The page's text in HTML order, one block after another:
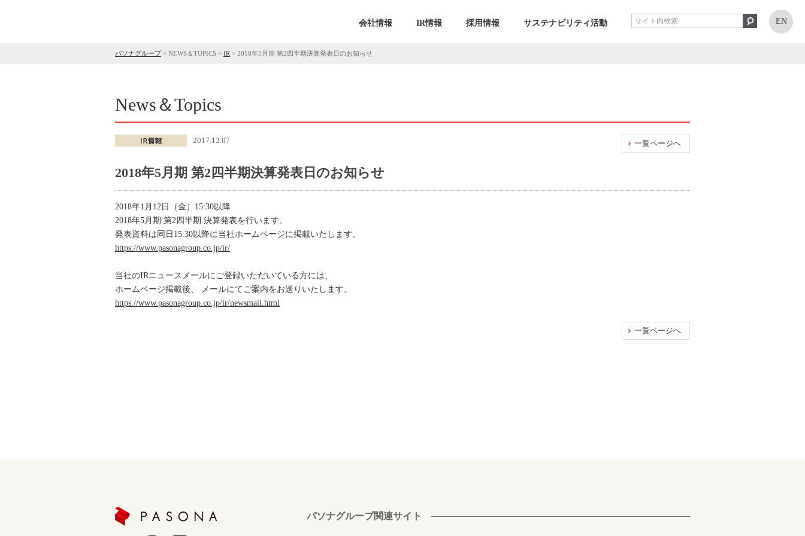
会社情報 IR情報 採用情報 サステナビリティ活動 EN
パソナグループ> NEWS＆TOPICS > IR > 2018年5月期 第2四半期決算発表日のお知らせ
News＆Topics
一覧ページへ
2017.12.07
2018年5月期 第2四半期決算発表日のお知らせ
2018年1月12日（金）15:30以降
2018年5月期 第2四半期 決算発表を行います。
発表資料は同日15:30以降に当社ホームページに掲載いたします。
https://www.pasonagroup.co.jp/ir/
当社のIRニュースメールにご登録いただいている方には、
ホームページ掲載後、 メールにてご案内をお送りいたします。
https://www.pasonagroup.co.jp/ir/newsmail.html
一覧ページへ
パソナグループ関連サイト